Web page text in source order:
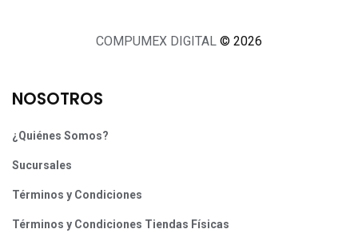
COMPUMEX DIGITAL © 2026
NOSOTROS
¿Quiénes Somos?
Sucursales
Términos y Condiciones
Términos y Condiciones Tiendas Físicas